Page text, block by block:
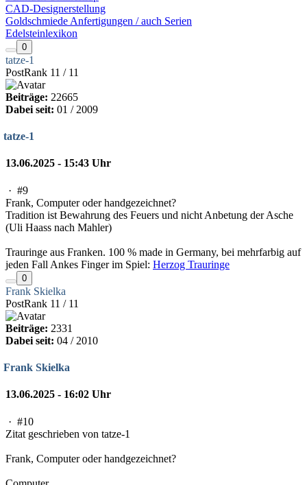
CAD-Designerstellung
Goldschmiede Anfertigungen / auch Serien
Edelsteinlexikon
0
tatze-1
PostRank 11 / 11
Beiträge: 22665
Dabei seit: 01 / 2009
tatze-1
13.06.2025 - 15:43 Uhr
· #9
Frank, Computer oder handgezeichnet?
Tradition ist Bewahrung des Feuers und nicht Anbetung der Asche
(Uli Haass nach Mahler)
Trauringe aus Franken. 100 % made in Germany, bei mehrfarbig auf
jeden Fall Ankes Finger im Spiel: Herzog Trauringe
0
Frank Skielka
PostRank 11 / 11
Beiträge: 2331
Dabei seit: 04 / 2010
Frank Skielka
13.06.2025 - 16:02 Uhr
· #10
Zitat geschrieben von tatze-1
Frank, Computer oder handgezeichnet?